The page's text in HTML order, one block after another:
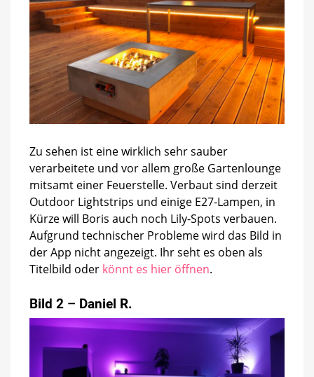
Zu sehen ist eine wirklich sehr sauber
verarbeitete und vor allem große Gartenlounge
mitsamt einer Feuerstelle. Verbaut sind derzeit
Outdoor Lightstrips und einige E27-Lampen, in
Kürze will Boris auch noch Lily-Spots verbauen.
Aufgrund technischer Probleme wird das Bild in
der App nicht angezeigt. Ihr seht es oben als
Titelbild oder könnt es hier öffnen.
Bild 2 – Daniel R.